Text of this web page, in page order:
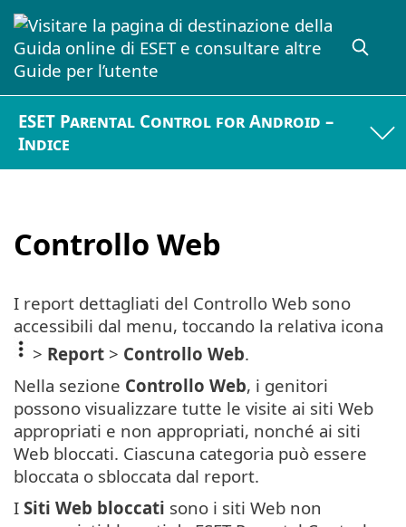
ESET Parental Control for Android –
Indice
Controllo Web
I report dettagliati del Controllo Web sono
accessibili dal menu, toccando la relativa icona
> Report > Controllo Web.
Nella sezione Controllo Web, i genitori
possono visualizzare tutte le visite ai siti Web
appropriati e non appropriati, nonché ai siti
Web bloccati. Ciascuna categoria può essere
bloccata o sbloccata dal report.
I Siti Web bloccati sono i siti Web non